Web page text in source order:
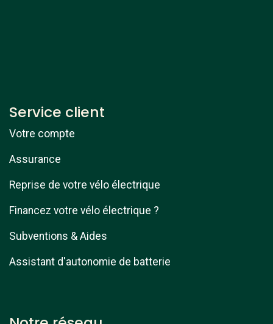
Service client
Votre compte
Assurance
Reprise de votre vélo électrique
Financez votre vélo électrique ?
Subventions & Aides
Assistant d'autonomie de batterie